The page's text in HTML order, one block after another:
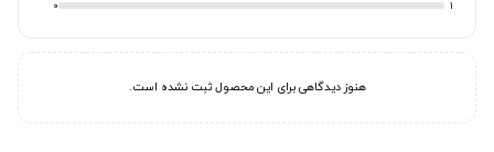
1
0
هنوز دیدگاهی برای این محصول ثبت نشده است.